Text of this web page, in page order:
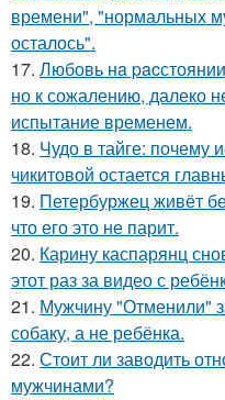
времени", "нормальных
осталось".
17. Любовь нa
но к сожалению, далеко
испытание временем.
18. Чудо в тайге: почему
чикитовой остается
19. Петербуржец живёт
что его это не парит.
20. Карину каспарянц
этот раз за видео с
21. Мужчину "Отменили"
собаку, а не ребёнка.
22. Стоит ли заводить
мужчинами?